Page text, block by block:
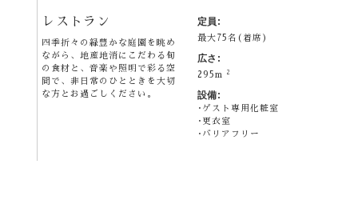
レストラン
四季折々の緑豊かな庭園を眺め
ながら、地産地消にこだわる旬
の食材と、音楽や照明で彩る空
間で、非日常のひとときを大切
な方とお過ごしください。
定員:
最大75名(着席)
広さ:
295m 2
設備:
ゲスト専用化粧室
更衣室
バリアフリー